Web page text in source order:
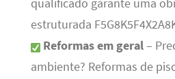
qualificado garante uma
estruturada
Reformas em geral–
ambiente? Reformas de